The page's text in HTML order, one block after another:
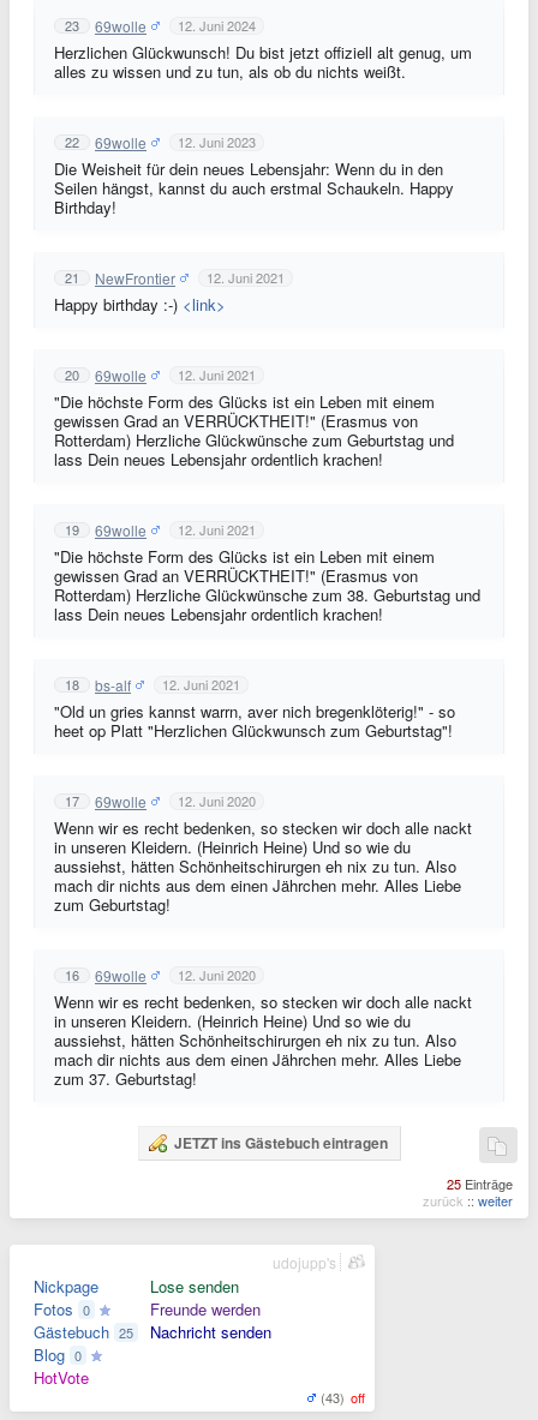
23 69wolle 12. Juni 2024
Herzlichen Glückwunsch! Du bist jetzt offiziell alt genug, um
alles zu wissen und zu tun, als ob du nichts weißt.
22 69wolle 12. Juni 2023
Die Weisheit für dein neues Lebensjahr: Wenn du in den
Seilen hängst, kannst du auch erstmal Schaukeln. Happy
Birthday!
21 NewFrontier 12. Juni 2021
Happy birthday :-) <link>
20 69wolle 12. Juni 2021
"Die höchste Form des Glücks ist ein Leben mit einem
gewissen Grad an VERRÜCKTHEIT!" (Erasmus von
Rotterdam) Herzliche Glückwünsche zum Geburtstag und
lass Dein neues Lebensjahr ordentlich krachen!
19 69wolle 12. Juni 2021
"Die höchste Form des Glücks ist ein Leben mit einem
gewissen Grad an VERRÜCKTHEIT!" (Erasmus von
Rotterdam) Herzliche Glückwünsche zum 38. Geburtstag und
lass Dein neues Lebensjahr ordentlich krachen!
18 bs-alf 12. Juni 2021
"Old un gries kannst warrn, aver nich bregenklöterig!" - so
heet op Platt "Herzlichen Glückwunsch zum Geburtstag"!
17 69wolle 12. Juni 2020
Wenn wir es recht bedenken, so stecken wir doch alle nackt
in unseren Kleidern. (Heinrich Heine) Und so wie du
aussiehst, hätten Schönheitschirurgen eh nix zu tun. Also
mach dir nichts aus dem einen Jährchen mehr. Alles Liebe
zum Geburtstag!
16 69wolle 12. Juni 2020
Wenn wir es recht bedenken, so stecken wir doch alle nackt
in unseren Kleidern. (Heinrich Heine) Und so wie du
aussiehst, hätten Schönheitschirurgen eh nix zu tun. Also
mach dir nichts aus dem einen Jährchen mehr. Alles Liebe
zum 37. Geburtstag!
JETZT ins Gästebuch eintragen
25 Einträge
zurück :: weiter
Nickpage
Fotos 0
Gästebuch 25
Blog 0
HotVote
Lose senden
Freunde werden
Nachricht senden
(43) off
udojupp's